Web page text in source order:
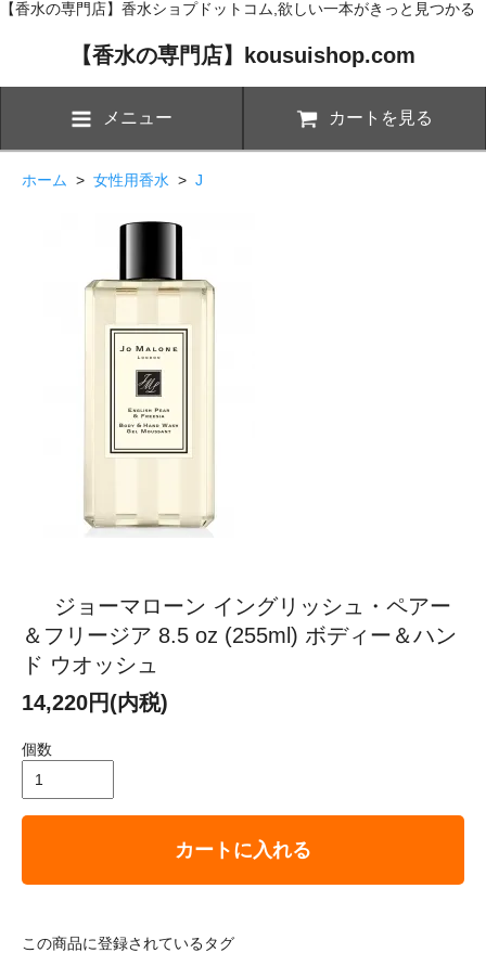
【香水の専門店】香水ショプドットコム,欲しい一本がきっと見つかる
【香水の専門店】kousuishop.com
メニュー カートを見る
ホーム > 女性用香水 > J
ジョーマローン イングリッシュ・ペアー
＆フリージア 8.5 oz (255ml) ボディー＆ハン
ド ウオッシュ
14,220円(内税)
個数
カートに入れる
この商品に登録されているタグ